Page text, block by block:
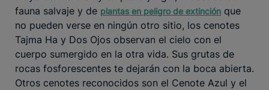
fauna salvaje y de plantas en peligro de extinción que
no pueden verse en ningún otro sitio, los cenotes
Tajma Ha y Dos Ojos observan el cielo con el
cuerpo sumergido en la otra vida. Sus grutas de
rocas fosforescentes te dejarán con la boca abierta.
Otros cenotes reconocidos son el Cenote Azul y el